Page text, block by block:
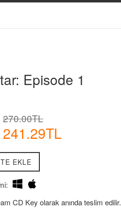
Episode 1
Fiyatı
241.29TL
270.00TL
EKLE
CD Key olarak anında teslim edilir.